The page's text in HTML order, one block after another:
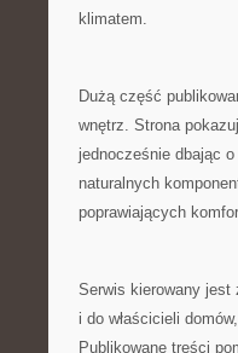
klimatem.
Dużą część
wnętrz. Strona
jednocześnie dbając
naturalnych
poprawiających
Serwis kierowany jest
i do właścicieli
Publikowane treści